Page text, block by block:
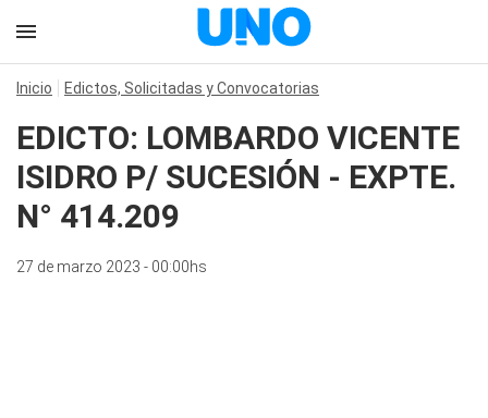
Inicio Edictos, Solicitadas y Convocatorias
EDICTO: LOMBARDO VICENTE
ISIDRO P/ SUCESIÓN - EXPTE.
N° 414.209
27 de marzo 2023 - 00:00hs